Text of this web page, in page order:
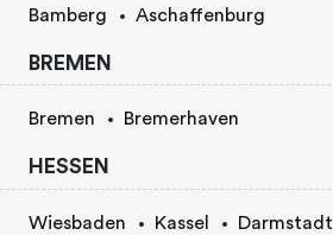
Bamberg
Aschaffenburg
BREMEN
Bremen Bremerhaven
HESSEN
Wiesbaden Kassel Darmstadt